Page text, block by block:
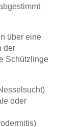
über eine
der
Schützlinge
oder